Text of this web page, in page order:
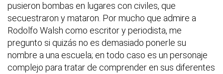
pusieron bombas en lugares con civiles, que
secuestraron y mataron. Por mucho que admire a
Rodolfo Walsh como escritor y periodista, me
pregunto si quizás no es demasiado ponerle su
nombre a una escuela; en todo caso es un personaje
complejo para tratar de comprender en sus diferentes